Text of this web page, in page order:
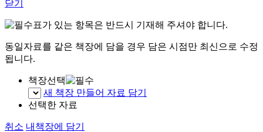
닫기
표가 있는 항목은 반드시 기재해 주셔야 합니다.
동일자료를 같은 책장에 담을 경우 담은 시점만 최신으로 수정
됩니다.
책장선택
새 책장 만들어 자료 담기
선택한 자료
취소 내책장에 담기